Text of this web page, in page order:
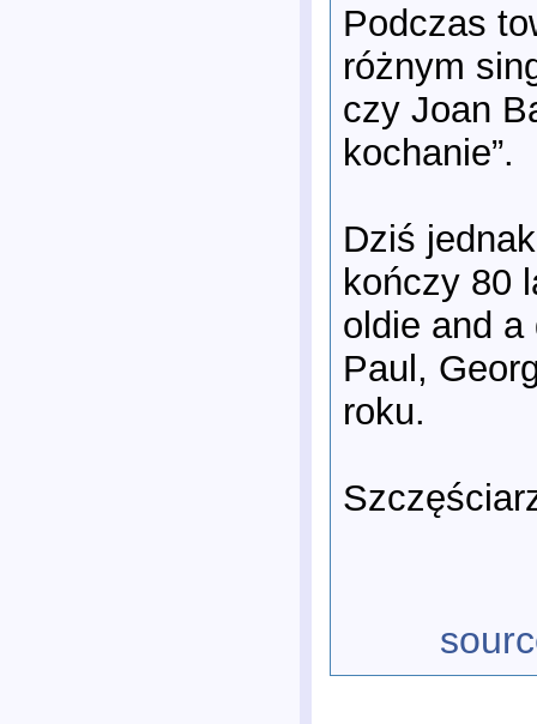
Podczas
różnym
czy Joan
kochanie”.
Dziś
kończy 80
oldie and a
Paul,
roku.